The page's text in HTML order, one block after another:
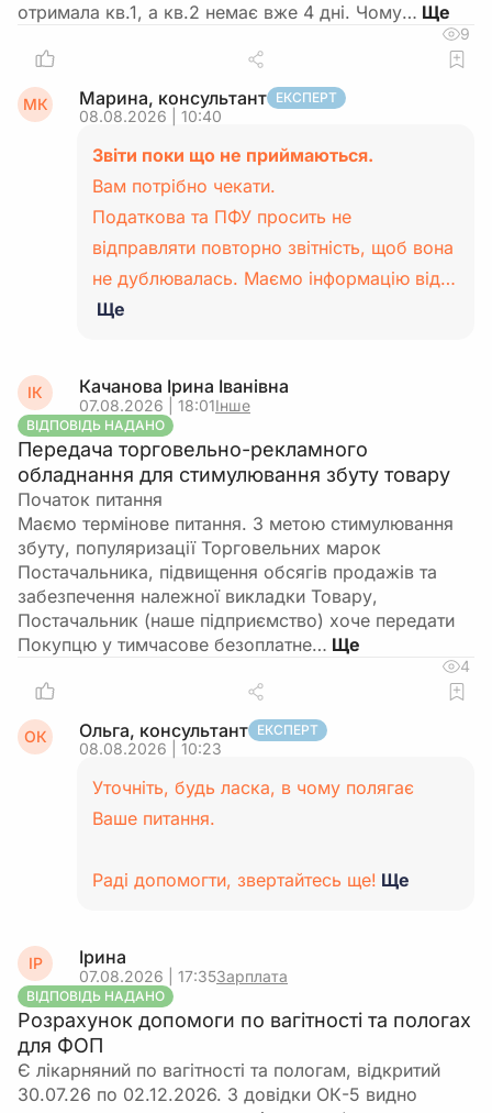
отримала кв.1, а кв.2 немає вже 4 дні. Чому…
9
МК Марина, консультант ЕКСПЕРТ
08.08.2026 | 10:40
Звіти поки що не приймаються.
Вам потрібно чекати.
Податкова та ПФУ просить не
відправляти повторно звітність, щоб вона
не дублювалась. Маємо інформацію від…
Ще
ІК Качанова Ірина Іванівна
07.08.2026 | 18:01Інше
ВІДПОВІДЬ НАДАНО
Передача торговельно-рекламного
обладнання для стимулювання збуту товару
Початок питання
Маємо термінове питання. З метою стимулювання
збуту, популяризації Торговельних марок
Постачальника, підвищення обсягів продажів та
забезпечення належної викладки Товару,
Постачальник (наше підприємство) хоче передати
Покупцю у тимчасове безоплатне…
4
ОК Ольга, консультант ЕКСПЕРТ
08.08.2026 | 10:23
Уточніть, будь ласка, в чому полягає
Ваше питання.
Раді допомогти, звертайтесь ще! Ще
ІР Ірина
07.08.2026 | 17:35Зарплата
ВІДПОВІДЬ НАДАНО
Розрахунок допомоги по вагітності та пологах
для ФОП
Є лікарняний по вагітності та пологам, відкритий
30.07.26 по 02.12.2026. З довідки ОК-5 видно